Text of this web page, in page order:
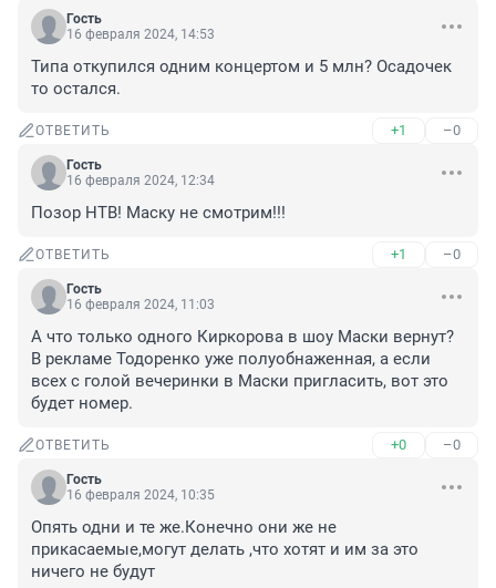
Гость
16 февраля 2024, 14:53
Типа откупился одним концертом и 5 млн? Осадочек
то остался.
ОТВЕТИТЬ +1 –0
Гость
16 февраля 2024, 12:34
Позор НТВ! Маску не смотрим!!!
ОТВЕТИТЬ +1 –0
Гость
16 февраля 2024, 11:03
А что только одного Киркорова в шоу Маски вернут?
В рекламе Тодоренко уже полуобнаженная, а если
всех с голой вечеринки в Маски пригласить, вот это
будет номер.
ОТВЕТИТЬ +0 –0
Гость
16 февраля 2024, 10:35
Опять одни и те же.Конечно они же не
прикасаемые,могут делать ,что хотят и им за это
ничего не будут